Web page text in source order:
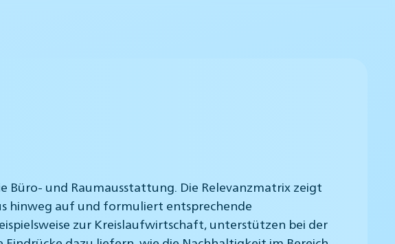
Büro- und Raumausstattung. Die Relevanzmatrix zeigt
hinweg auf und formuliert entsprechende
zur Kreislaufwirtschaft, unterstützen bei der